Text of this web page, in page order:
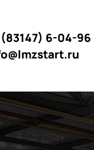
(83147) 6-04-96